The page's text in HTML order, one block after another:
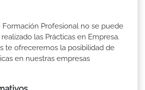
Formación Profesional no se puede
las Prácticas en Empresa.
te ofreceremos la posibilidad de
en nuestras empresas